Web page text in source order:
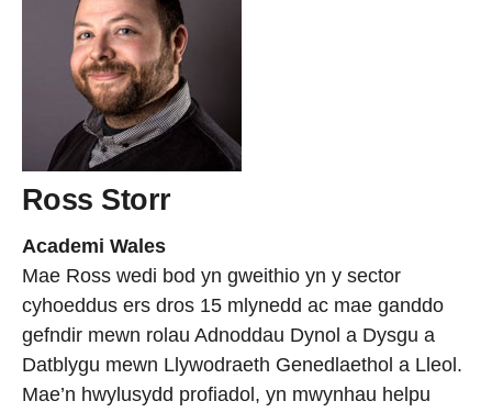
Ross Storr
Academi Wales
Mae Ross wedi bod yn gweithio yn y sector
cyhoeddus ers dros 15 mlynedd ac mae ganddo
gefndir mewn rolau Adnoddau Dynol a Dysgu a
Datblygu mewn Llywodraeth Genedlaethol a Lleol.
Mae’n hwylusydd profiadol, yn mwynhau helpu